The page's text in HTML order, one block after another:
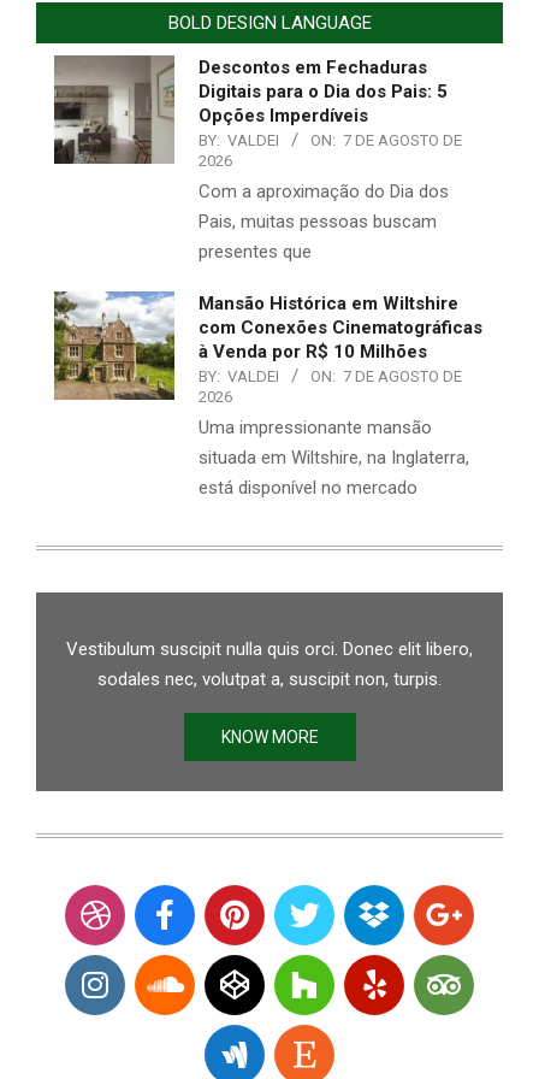
BOLD DESIGN LANGUAGE
Descontos em Fechaduras
Digitais para o Dia dos Pais: 5
Opções Imperdíveis
BY: VALDEI ON: 7 DE AGOSTO DE
2026
Com a aproximação do Dia dos
Pais, muitas pessoas buscam
presentes que
Mansão Histórica em Wiltshire
com Conexões Cinematográficas
à Venda por R$ 10 Milhões
BY: VALDEI ON: 7 DE AGOSTO DE
2026
Uma impressionante mansão
situada em Wiltshire, na Inglaterra,
está disponível no mercado
Vestibulum suscipit nulla quis orci. Donec elit libero,
sodales nec, volutpat a, suscipit non, turpis.
KNOW MORE